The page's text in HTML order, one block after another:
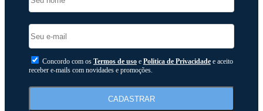
Concordo com os Termos de uso e Politica de Privacidade e aceito
receber e-mails com novidades e promoções.
CADASTRAR